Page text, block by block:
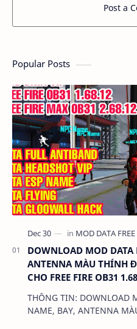
Post a
Popular Posts
DOWNLOAD MOD DATA
ANTENNA MÀU THÍNH
CHO FREE FIRE OB31
KHÔNG KHÓA NICK
THÔNG TIN: DOWNLOAD MOD DATA HEADSHOT, ESP
NAME, BAY, ANTENNA